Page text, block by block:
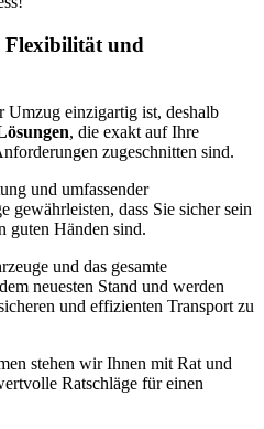
Flexibilität und
Umzug einzigartig ist, deshalb
, die exakt auf Ihre
zugeschnitten sind.
und umfassender
gewährleisten, dass Sie sicher sein
guten Händen sind.
und das gesamte
neuesten Stand und werden
und effizienten Transport zu
stehen wir Ihnen mit Rat und
Ratschläge für einen